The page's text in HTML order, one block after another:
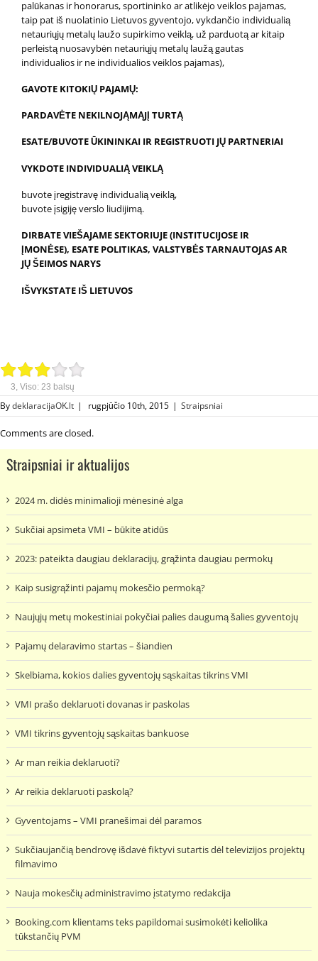
palūkanas ir honorarus, sportininko ar atlikėjo veiklos pajamas,
taip pat iš nuolatinio Lietuvos gyventojo, vykdančio individualią
netauriųjų metalų laužo supirkimo veiklą, už parduotą ar kitaip
perleistą nuosavybėn netauriųjų metalų laužą gautas
individualios ir ne individualios veiklos pajamas),
GAVOTE KITOKIŲ PAJAMŲ:
PARDAVĖTE NEKILNOJĄMĄJĮ TURTĄ
ESATE/BUVOTE ŪKININKAI IR REGISTRUOTI JŲ PARTNERIAI
VYKDOTE INDIVIDUALIĄ VEIKLĄ
buvote įregistravę individualią veiklą,
buvote įsigiję verslo liudijimą.
DIRBATE VIEŠAJAME SEKTORIUJE (INSTITUCIJOSE IR
ĮMONĖSE), ESATE POLITIKAS, VALSTYBĖS TARNAUTOJAS AR
JŲ ŠEIMOS NARYS
IŠVYKSTATE IŠ LIETUVOS
3 , Viso: 23 balsų
BydeklaracijaOK.lt | rugpjūčio 10th, 2015 | Straipsniai
Comments are closed.
Straipsniai ir aktualijos
2024 m. didės minimalioji mėnesinė alga
Sukčiai apsimeta VMI – būkite atidūs
2023: pateikta daugiau deklaracijų, grąžinta daugiau permokų
Kaip susigrąžinti pajamų mokesčio permoką?
Naujųjų metų mokestiniai pokyčiai palies daugumą šalies gyventojų
Pajamų delaravimo startas – šiandien
Skelbiama, kokios dalies gyventojų sąskaitas tikrins VMI
VMI prašo deklaruoti dovanas ir paskolas
VMI tikrins gyventojų sąskaitas bankuose
Ar man reikia deklaruoti?
Ar reikia deklaruoti paskolą?
Gyventojams – VMI pranešimai dėl paramos
Sukčiaujančią bendrovę išdavė fiktyvi sutartis dėl televizijos projektų
filmavimo
Nauja mokesčių administravimo įstatymo redakcija
Booking.com klientams teks papildomai susimokėti keliolika
tūkstančių PVM